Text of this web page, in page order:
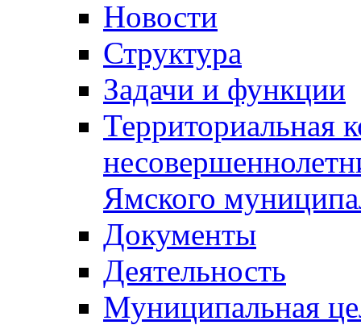
Новости
Структура
Задачи и функции
Территориальная
Ямского
Документы
Деятельность
Муниципальная